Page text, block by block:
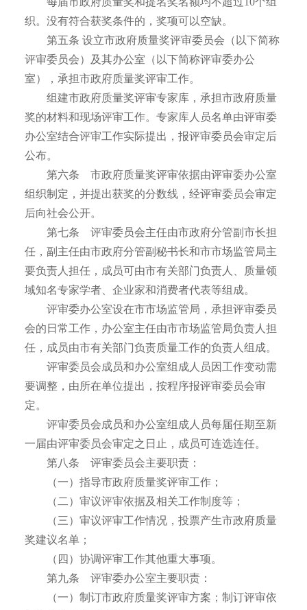
织。没有符合获奖条件的，奖项可以空缺。
第五条 设立市政府质量奖评审委员会（以下简称
评审委员会）及其办公室（以下简称评审委办公
室），承担市政府质量奖评审工作。
组建市政府质量奖评审专家库，承担市政府质量
奖的材料和现场评审工作。专家库人员名单由评审委
办公室结合评审工作实际提出，报评审委员会审定后
公布。
第六条 市政府质量奖评审依据由评审委办公室
组织制定，并提出获奖的分数线，经评审委员会审定
后向社会公开。
第七条 评审委员会主任由市政府分管副市长担
任，副主任由市政府分管副秘书长和市市场监管局主
要负责人担任，成员可由市有关部门负责人、质量领
域知名专家学者、企业家和消费者代表等组成。
评审委办公室设在市市场监管局，承担评审委员
会的日常工作，办公室主任由市市场监管局负责人担
任，成员由市有关部门负责质量工作的负责人组成。
评审委员会成员和办公室组成人员因工作变动需
要调整，由所在单位提出，按程序报评审委员会审
定。
评审委员会成员和办公室组成人员每届任期至新
一届由评审委员会审定之日止，成员可连选连任。
第八条 评审委员会主要职责：
（一）指导市政府质量奖评审工作；
（二）审议评审依据及相关工作制度等；
（三）审议评审工作情况，投票产生市政府质量
奖建议名单；
（四）协调评审工作其他重大事项。
第九条 评审委办公室主要职责：
（一）制订市政府质量奖评审方案；制订评审依